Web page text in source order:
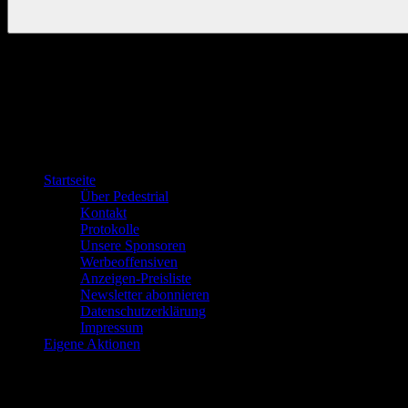
Startseite
Über Pedestrial
Kontakt
Protokolle
Unsere Sponsoren
Werbeoffensiven
Anzeigen-Preisliste
Newsletter abonnieren
Datenschutzerklärung
Impressum
Eigene Aktionen